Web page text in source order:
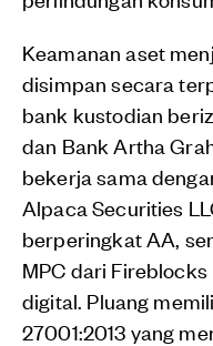
Keamanan aset
disimpan secara
bank kustodian
dan Bank Artha
bekerja sama
Alpaca Securities
berperingkat AA,
MPC dari
digital. Pluang
27001:2013 yang